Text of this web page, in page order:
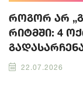
როგორ არ
რიტმში: 4
22.07.2026